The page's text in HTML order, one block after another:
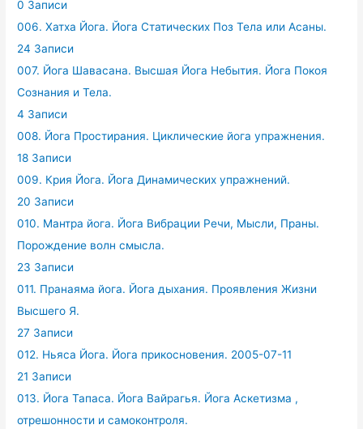
0 Записи
006. Хатха Йога. Йога Статических Поз Тела или Асаны.
24 Записи
007. Йога Шавасана. Высшая Йога Небытия. Йога Покоя
Сознания и Тела.
4 Записи
008. Йога Простирания. Циклические йога упражнения.
18 Записи
009. Крия Йога. Йога Динамических упражнений.
20 Записи
010. Мантра йога. Йога Вибрации Речи, Мысли, Праны.
Порождение волн смысла.
23 Записи
011. Пранаяма йога. Йога дыхания. Проявления Жизни
Высшего Я.
27 Записи
012. Ньяса Йога. Йога прикосновения. 2005-07-11
21 Записи
013. Йога Тапаса. Йога Вайрагья. Йога Аскетизма ,
отрешонности и самоконтроля.